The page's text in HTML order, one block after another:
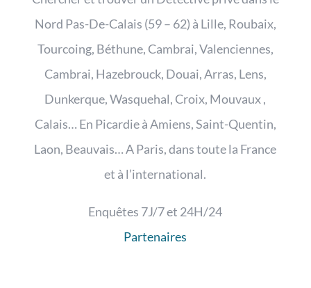
Nord Pas-De-Calais (59 – 62) à Lille, Roubaix,
Tourcoing, Béthune, Cambrai, Valenciennes,
Cambrai, Hazebrouck, Douai, Arras, Lens,
Dunkerque, Wasquehal, Croix, Mouvaux ,
Calais… En Picardie à Amiens, Saint-Quentin,
Laon, Beauvais… A Paris, dans toute la France
et à l’international.
Enquêtes 7J/7 et 24H/24
Partenaires